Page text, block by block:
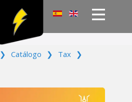
❯ Catálogo ❯ Tax ❯